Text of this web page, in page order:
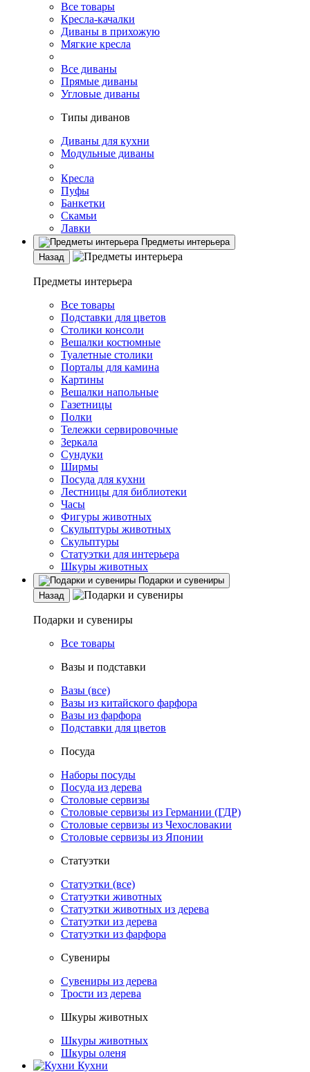
Все товары
Кресла-качалки
Диваны в прихожую
Мягкие кресла
Все диваны
Прямые диваны
Угловые диваны
Типы диванов
Диваны для кухни
Модульные диваны
Кресла
Пуфы
Банкетки
Скамьи
Лавки
Предметы интерьера
Назад
Предметы интерьера
Все товары
Подставки для цветов
Столики консоли
Вешалки костюмные
Туалетные столики
Порталы для камина
Картины
Вешалки напольные
Газетницы
Полки
Тележки сервировочные
Зеркала
Сундуки
Ширмы
Посуда для кухни
Лестницы для библиотеки
Часы
Фигуры животных
Скульптуры животных
Скульптуры
Статуэтки для интерьера
Шкуры животных
Подарки и сувениры
Назад
Подарки и сувениры
Все товары
Вазы и подставки
Вазы (все)
Вазы из китайского фарфора
Вазы из фарфора
Подставки для цветов
Посуда
Наборы посуды
Посуда из дерева
Столовые сервизы
Столовые сервизы из Германии (ГДР)
Столовые сервизы из Чехословакии
Столовые сервизы из Японии
Статуэтки
Статуэтки (все)
Статуэтки животных
Статуэтки животных из дерева
Статуэтки из дерева
Статуэтки из фарфора
Сувениры
Сувениры из дерева
Трости из дерева
Шкуры животных
Шкуры животных
Шкуры оленя
Кухни